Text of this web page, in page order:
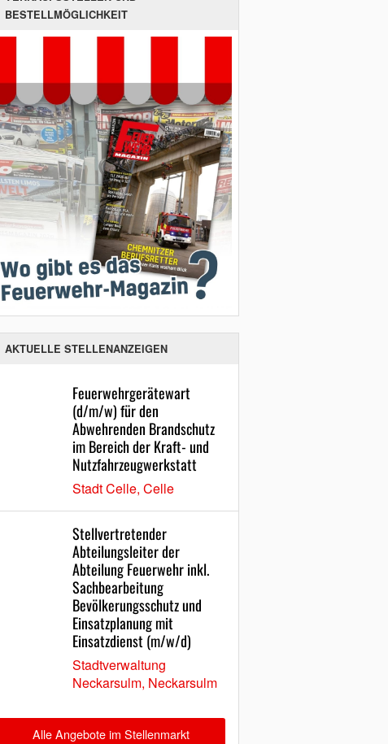
BESTELLMÖGLICHKEIT
AKTUELLE STELLENANZEIGEN
Feuerwehrgerätewart
(d/m/w) für den
Abwehrenden Brandschutz
im Bereich der Kraft- und
Nutzfahrzeugwerkstatt
Stadt Celle, Celle
Stellvertretender
Abteilungsleiter der
Abteilung Feuerwehr inkl.
Sachbearbeitung
Bevölkerungsschutz und
Einsatzplanung mit
Einsatzdienst (m/w/d)
Stadtverwaltung
Neckarsulm, Neckarsulm
Alle Angebote im Stellenmarkt